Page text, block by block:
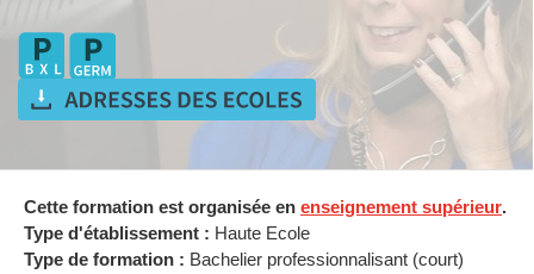
Cette formation est organisée en enseignement supérieur.
Type d'établissement : Haute Ecole
Type de formation : Bachelier professionnalisant (court)